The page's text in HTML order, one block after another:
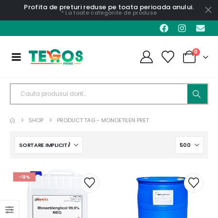
Profita de preturi reduse pe toata perioada anului.
* La toate categoriile de produse
0
SHOP PRODUCT TAG - MONOETILEN PRET
-18%